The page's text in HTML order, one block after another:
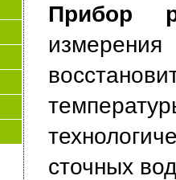
Прибор
сточных